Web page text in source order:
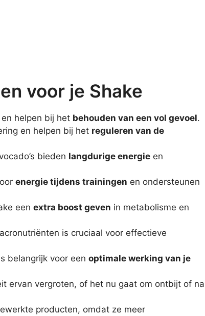
voor je Shake
helpen bij het behouden van een vol gevoel.
en helpen bij het reguleren van de
bieden langdurige energie en
energie tijdens trainingen en ondersteunen
een extra boost geven in metabolisme en
is cruciaal voor effectieve
belangrijk voor een optimale werking van je
ervan vergroten, of het nu gaat om ontbijt of na
producten, omdat ze meer